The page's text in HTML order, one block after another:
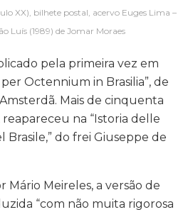
XX), bilhete postal, acervo Euges Lima –
Luís (1989) de Jomar Moraes
pela primeira vez em
Octennium in Brasilia”, de
Mais de cinquenta
reapareceu na “Istoria delle
do frei Giuseppe de
Mário Meireles, a versão de
“com não muita rigorosa